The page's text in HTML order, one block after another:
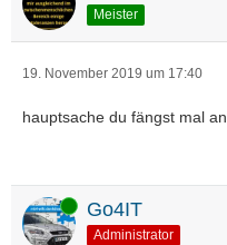
Meister
19. November 2019 um 17:40
hauptsache du fängst mal an
Online Go4IT
Administrator